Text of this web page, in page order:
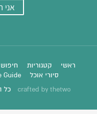
ראשי קטגוריות חיפוש
סיורי אוכל
Guide
crafted by thetwo כל